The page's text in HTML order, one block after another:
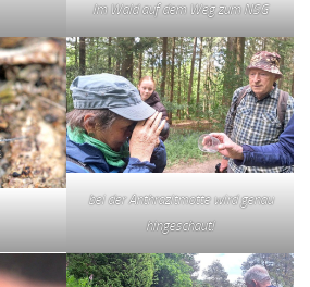
Im Wald auf dem Weg zum NSG
bei der Anthrazitmotte wird genau
hingeschaut!